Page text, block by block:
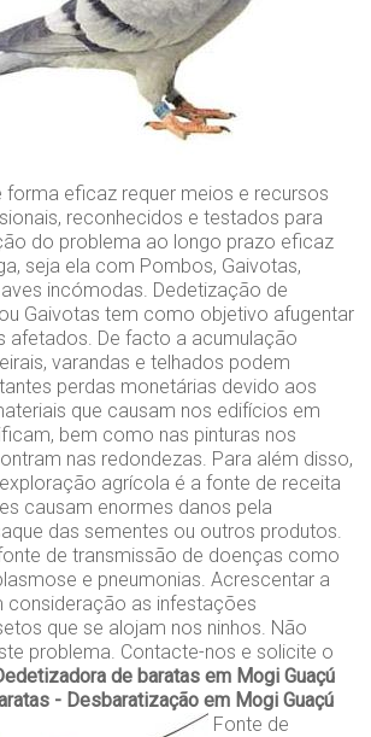
forma eficaz requer meios e recursos
reconhecidos e testados para
do problema ao longo prazo eficaz
seja ela com Pombos, Gaivotas,
incómodas. Dedetização de
Gaivotas tem como objetivo afugentar
afetados. De facto a acumulação
varandas e telhados podem
perdas monetárias devido aos
que causam nos edifícios em
bem como nas pinturas nos
nas redondezas. Para além disso,
agrícola é a fonte de receita
causam enormes danos pela
das sementes ou outros produtos.
de transmissão de doenças como
e pneumonias. Acrescentar a
consideração as infestações
que se alojam nos ninhos. Não
problema. Contacte-nos e solicite o
de baratas em Mogi Guaçú
- Desbaratização em Mogi Guaçú
Fonte de